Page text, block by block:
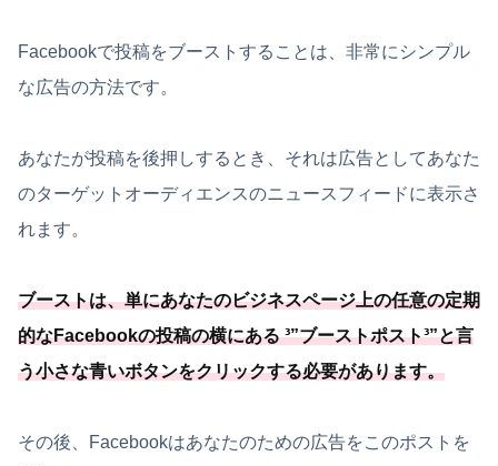
Facebookで投稿をブーストすることは、非常にシンプル
な広告の方法です。
あなたが投稿を後押しするとき、それは広告としてあなた
のターゲットオーディエンスのニュースフィードに表示さ
れます。
ブーストは、単にあなたのビジネスページ上の任意の定期
的なFacebookの投稿の横にある ³”ブーストポスト³”と言
う小さな青いボタンをクリックする必要があります。
その後、Facebookはあなたのための広告をこのポストを